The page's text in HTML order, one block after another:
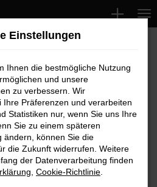
Checks verbirgt sich ein
Sie ohne Weiteres skalieren
dass wirneben
Einstellungen
Ihnen die bestmögliche Nutzung
und unsere
zu verbessern. Wir
Ihre Präferenzen und verarbeiten
Statistiken nur, wenn Sie uns Ihre
Sie zu einem späteren
ändern, können Sie die
die Zukunft widerrufen. Weitere
der Datenverarbeitung finden
Cookie-Richtlinie